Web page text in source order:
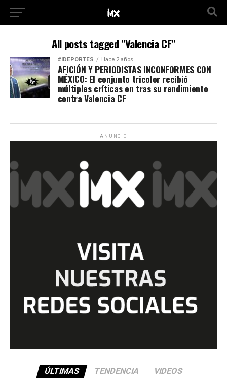
All posts tagged "Valencia CF"
#IDEPORTES Hace 2 años
AFICIÓN Y PERIODISTAS INCONFORMES CON
MÉXICO: El conjunto tricolor recibió
múltiples críticas en tras su rendimiento
contra Valencia CF
ANUNCIO
ÚLTIMAS TENDENCIA VIDEOS